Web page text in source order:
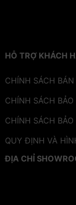
HỖ TRỢ KHÁCH
CHÍNH SÁCH
CHÍNH SÁCH
CHÍNH SÁCH
QUY ĐỊNH VÀ
ĐỊA CHỈ